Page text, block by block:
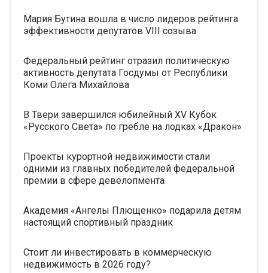
Мария Бутина вошла в число лидеров рейтинга
эффективности депутатов VIII созыва
Федеральный рейтинг отразил политическую
активность депутата Госдумы от Республики
Коми Олега Михайлова
В Твери завершился юбилейный XV Кубок
«Русского Света» по гребле на лодках «Дракон»
Проекты курортной недвижимости стали
одними из главных победителей федеральной
премии в сфере девелопмента
Академия «Ангелы Плющенко» подарила детям
настоящий спортивный праздник
Стоит ли инвестировать в коммерческую
недвижимость в 2026 году?